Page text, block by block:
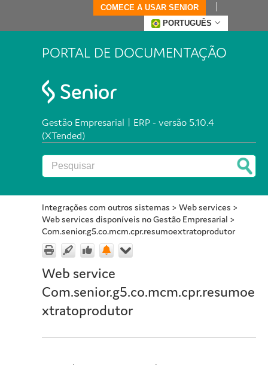
COMECE A USAR SENIOR
PORTUGUÊS
PORTAL DE DOCUMENTAÇÃO
Gestão Empresarial | ERP - versão 5.10.4
(XTended)
Integrações com outros sistemas > Web services >
Web services disponíveis no Gestão Empresarial >
Com.senior.g5.co.mcm.cpr.resumoextratoprodutor
Web service
Com.senior.g5.co.mcm.cpr.resumoe
xtratoprodutor